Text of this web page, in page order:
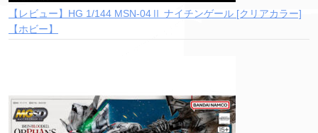
【レビュー】HG 1/144 MSN-04Ⅱ ナイチンゲール [クリアカラー]
【ホビー】